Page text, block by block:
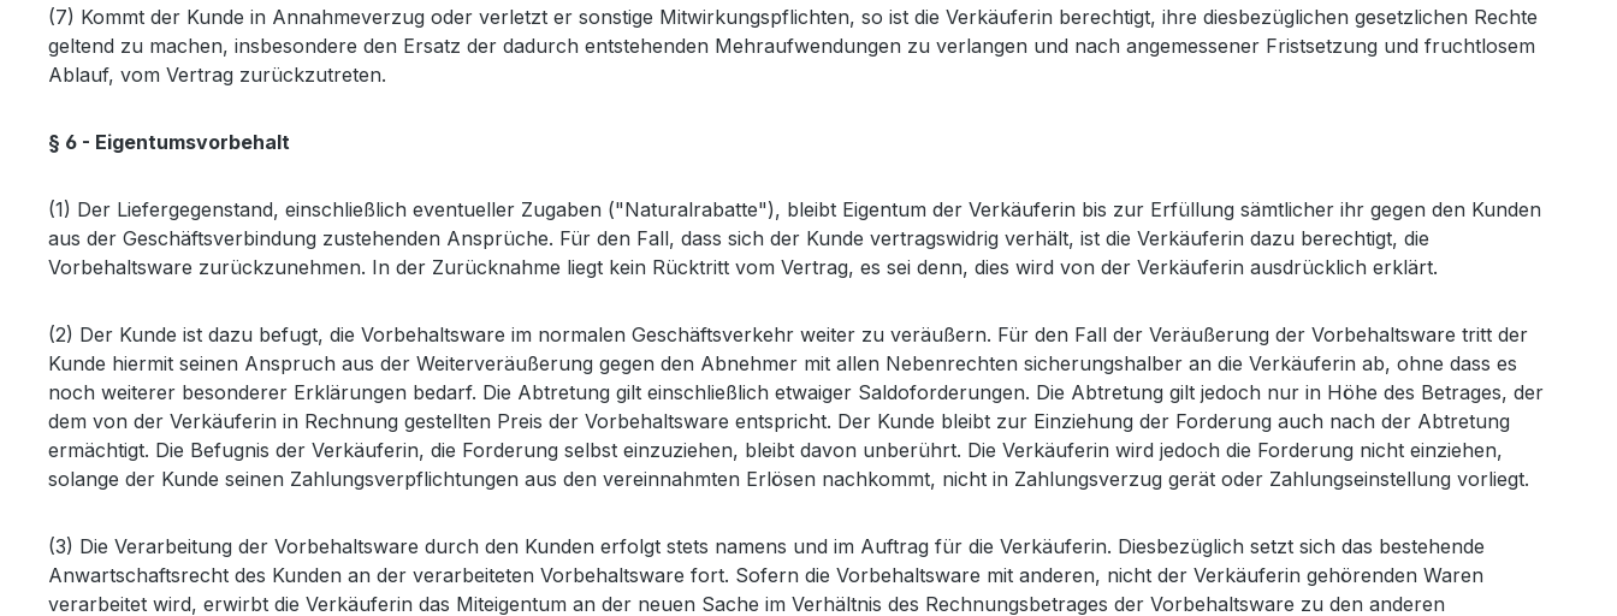
(7) Kommt der Kunde in Annahmeverzug oder verletzt er sonstige Mitwirkungspflichten, so ist die Verkäuferin berechtigt, ihre diesbezüglichen gesetzlichen Rechte
geltend zu machen, insbesondere den Ersatz der dadurch entstehenden Mehraufwendungen zu verlangen und nach angemessener Fristsetzung und fruchtlosem
Ablauf, vom Vertrag zurückzutreten.
§ 6 - Eigentumsvorbehalt
(1) Der Liefergegenstand, einschließlich eventueller Zugaben ("Naturalrabatte"), bleibt Eigentum der Verkäuferin bis zur Erfüllung sämtlicher ihr gegen den Kunden
aus der Geschäftsverbindung zustehenden Ansprüche. Für den Fall, dass sich der Kunde vertragswidrig verhält, ist die Verkäuferin dazu berechtigt, die
Vorbehaltsware zurückzunehmen. In der Zurücknahme liegt kein Rücktritt vom Vertrag, es sei denn, dies wird von der Verkäuferin ausdrücklich erklärt.
(2) Der Kunde ist dazu befugt, die Vorbehaltsware im normalen Geschäftsverkehr weiter zu veräußern. Für den Fall der Veräußerung der Vorbehaltsware tritt der
Kunde hiermit seinen Anspruch aus der Weiterveräußerung gegen den Abnehmer mit allen Nebenrechten sicherungshalber an die Verkäuferin ab, ohne dass es
noch weiterer besonderer Erklärungen bedarf. Die Abtretung gilt einschließlich etwaiger Saldoforderungen. Die Abtretung gilt jedoch nur in Höhe des Betrages, der
dem von der Verkäuferin in Rechnung gestellten Preis der Vorbehaltsware entspricht. Der Kunde bleibt zur Einziehung der Forderung auch nach der Abtretung
ermächtigt. Die Befugnis der Verkäuferin, die Forderung selbst einzuziehen, bleibt davon unberührt. Die Verkäuferin wird jedoch die Forderung nicht einziehen,
solange der Kunde seinen Zahlungsverpflichtungen aus den vereinnahmten Erlösen nachkommt, nicht in Zahlungsverzug gerät oder Zahlungseinstellung vorliegt.
(3) Die Verarbeitung der Vorbehaltsware durch den Kunden erfolgt stets namens und im Auftrag für die Verkäuferin. Diesbezüglich setzt sich das bestehende
Anwartschaftsrecht des Kunden an der verarbeiteten Vorbehaltsware fort. Sofern die Vorbehaltsware mit anderen, nicht der Verkäuferin gehörenden Waren
verarbeitet wird, erwirbt die Verkäuferin das Miteigentum an der neuen Sache im Verhältnis des Rechnungsbetrages der Vorbehaltsware zu den anderen